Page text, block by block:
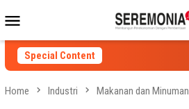
to
contentMenu
Special Content
Home Industri Makanan dan Minuman